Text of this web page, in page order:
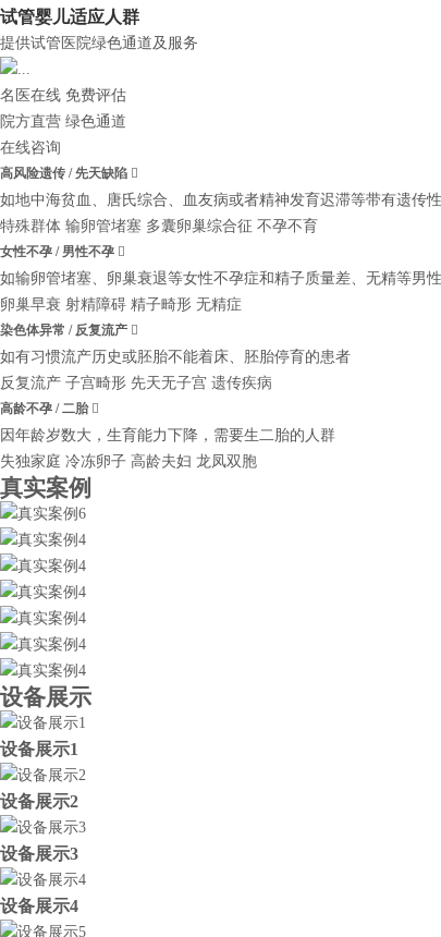
试管婴儿适应人群
提供试管医院绿色通道及服务
名医在线 免费评估
院方直营 绿色通道
在线咨询
高风险遗传 / 先天缺陷 
如地中海贫血、唐氏综合、血友病或者精神发育迟滞等带有遗传
特殊群体 输卵管堵塞 多囊卵巢综合征 不孕不育
女性不孕 / 男性不孕 
如输卵管堵塞、卵巢衰退等女性不孕症和精子质量差、无精等男
卵巢早衰 射精障碍 精子畸形 无精症
染色体异常 / 反复流产 
如有习惯流产历史或胚胎不能着床、胚胎停育的患者
反复流产 子宫畸形 先天无子宫 遗传疾病
高龄不孕 / 二胎 
因年龄岁数大，生育能力下降，需要生二胎的人群
失独家庭 冷冻卵子 高龄夫妇 龙凤双胞
真实案例
设备展示
设备展示1
设备展示2
设备展示3
设备展示4